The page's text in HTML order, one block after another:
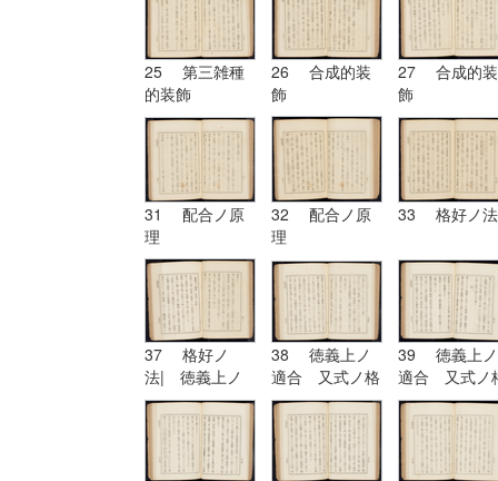
25 第三雑種
的装飾
26 合成的装
飾
27 合成的装
飾
31 配合ノ原
理
32 配合ノ原
理
33 格好ノ法
37 格好ノ
法| 徳義上ノ
適合 又式ノ格
好
38 徳義上ノ
適合 又式ノ格
好
39 徳義上ノ
適合 又式ノ
好| 形